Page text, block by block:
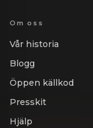
Om oss
Vår historia
Blogg
Öppen källkod
Presskit
Hjälp